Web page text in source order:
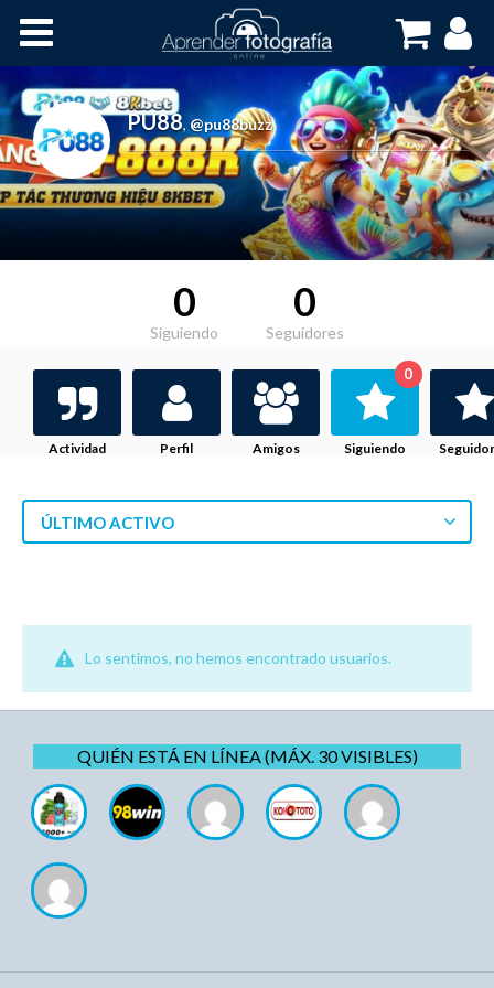
Cursos OnLine
PU88, @pu88buzz
0
Siguiendo
0
Seguidores
Actividad Perfil Amigos Siguiendo
0
ÚLTIMO ACTIVO
Lo sentimos, no hemos encontrado usuarios.
QUIÉN ESTÁ EN LÍNEA (MÁX. 30 VISIBLES)